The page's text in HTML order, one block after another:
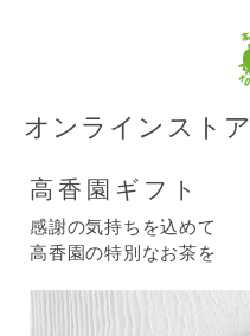
オンラインストア
高香園ギフト
感謝の気持ちを込めて
高香園の特別なお茶を